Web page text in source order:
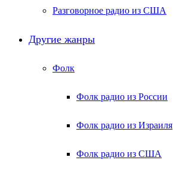
Разговорное радио из США
Другие жанры
Фолк
Фолк радио из России
Фолк радио из Израиля
Фолк радио из США